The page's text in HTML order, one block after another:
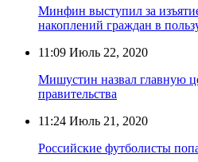
Минфин выступил за
накоплений граждан в
11:09 Июль 22, 2020
Мишустин назвал главную
правительства
11:24 Июль 21, 2020
Российские футболисты